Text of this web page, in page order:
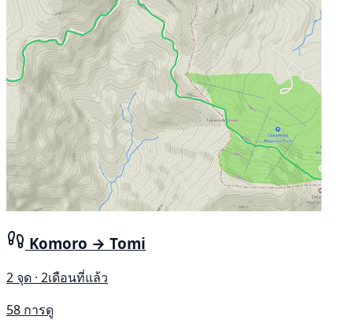
Komoro → Tomi
2 จุด · 2เดือนที่แล้ว
58 การดู